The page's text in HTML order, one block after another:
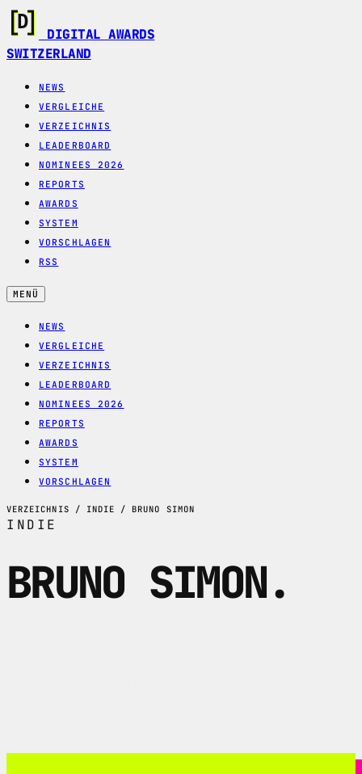
DIGITAL AWARDS
SWITZERLAND
NEWS
VERGLEICHE
VERZEICHNIS
LEADERBOARD
NOMINEES 2026
REPORTS
AWARDS
SYSTEM
VORSCHLAGEN
RSS
MENÜ
NEWS
VERGLEICHE
VERZEICHNIS
LEADERBOARD
NOMINEES 2026
REPORTS
AWARDS
SYSTEM
VORSCHLAGEN
VERZEICHNIS / INDIE / BRUNO SIMON
INDIE
BRUNO SIMON.